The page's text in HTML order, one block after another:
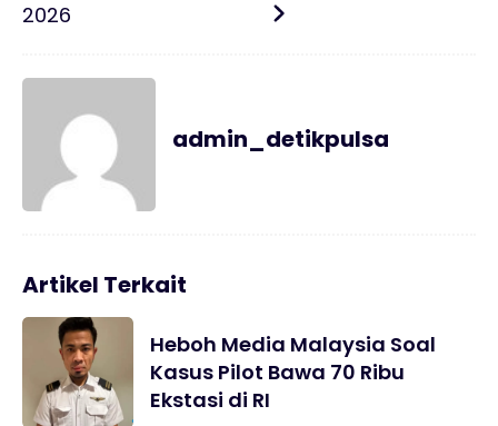
2026
admin_detikpulsa
Artikel Terkait
Heboh Media Malaysia Soal
Kasus Pilot Bawa 70 Ribu
Ekstasi di RI